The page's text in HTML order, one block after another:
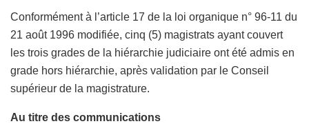
Conformément à l’article 17 de la loi organique n° 96-11 du
21 août 1996 modifiée, cinq (5) magistrats ayant couvert
les trois grades de la hiérarchie judiciaire ont été admis en
grade hors hiérarchie, après validation par le Conseil
supérieur de la magistrature.
Au titre des communications